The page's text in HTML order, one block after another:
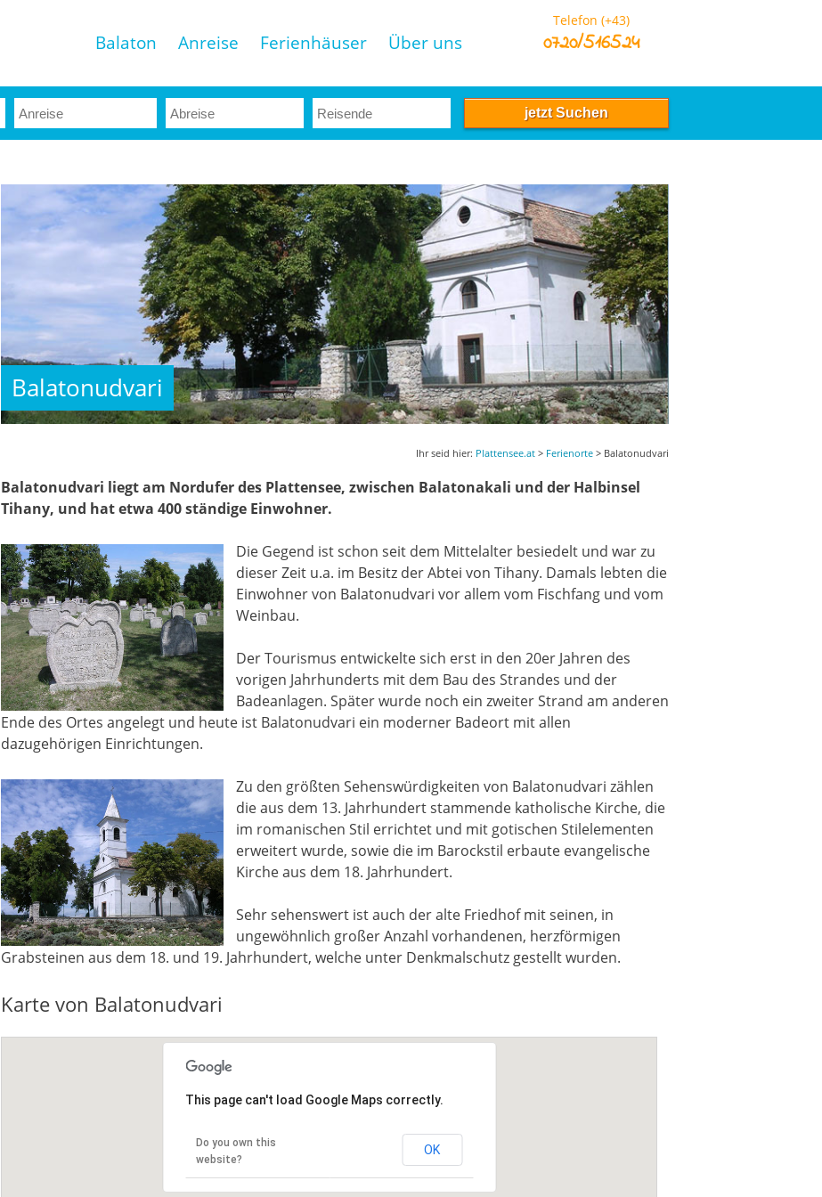
Telefon (+43)
0720/516524
Balaton Anreise Ferienhäuser Über uns
Balatonudvari
Ihr seid hier: Plattensee.at > Ferienorte > Balatonudvari
Balatonudvari liegt am Nordufer des Plattensee, zwischen Balatonakali und der Halbinsel
Tihany, und hat etwa 400 ständige Einwohner.
Die Gegend ist schon seit dem Mittelalter besiedelt und war zu
dieser Zeit u.a. im Besitz der Abtei von Tihany. Damals lebten die
Einwohner von Balatonudvari vor allem vom Fischfang und vom
Weinbau.
Der Tourismus entwickelte sich erst in den 20er Jahren des
vorigen Jahrhunderts mit dem Bau des Strandes und der
Badeanlagen. Später wurde noch ein zweiter Strand am anderen
Ende des Ortes angelegt und heute ist Balatonudvari ein moderner Badeort mit allen
dazugehörigen Einrichtungen.
Zu den größten Sehenswürdigkeiten von Balatonudvari zählen
die aus dem 13. Jahrhundert stammende katholische Kirche, die
im romanischen Stil errichtet und mit gotischen Stilelementen
erweitert wurde, sowie die im Barockstil erbaute evangelische
Kirche aus dem 18. Jahrhundert.
Sehr sehenswert ist auch der alte Friedhof mit seinen, in
ungewöhnlich großer Anzahl vorhandenen, herzförmigen
Grabsteinen aus dem 18. und 19. Jahrhundert, welche unter Denkmalschutz gestellt wurden.
Karte von Balatonudvari
This page can't load Google Maps correctly.
Do you own this
website?
OK